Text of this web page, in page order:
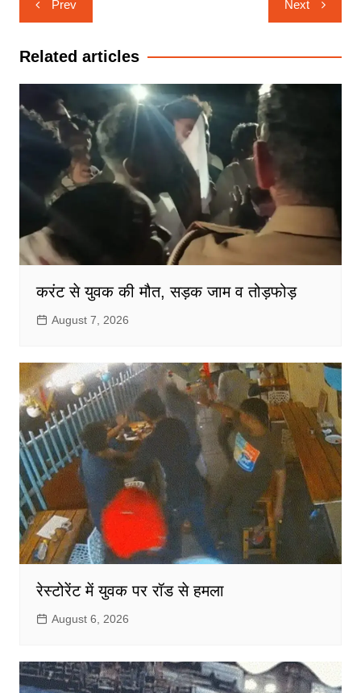
navigation
Prev Next
Related articles
करंट से युवक की मौत, सड़क जाम व तोड़फोड़
August 7, 2026
रेस्टोरेंट में युवक पर रॉड से हमला
August 6, 2026